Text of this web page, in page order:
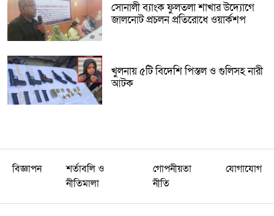
সোনালী ব্যাংক ফুলতলা শাখার উদ্যোগে
জালনোট প্রচলন প্রতিরোধে ওয়ার্কশপ
খুলনায় ৫টি বিদেশি পিস্তল ও গুলিসহ নারী
আটক
বিজ্ঞাপন
শর্তাবলি ও
নীতিমালা
গোপনীয়তা
নীতি
যোগাযোগ